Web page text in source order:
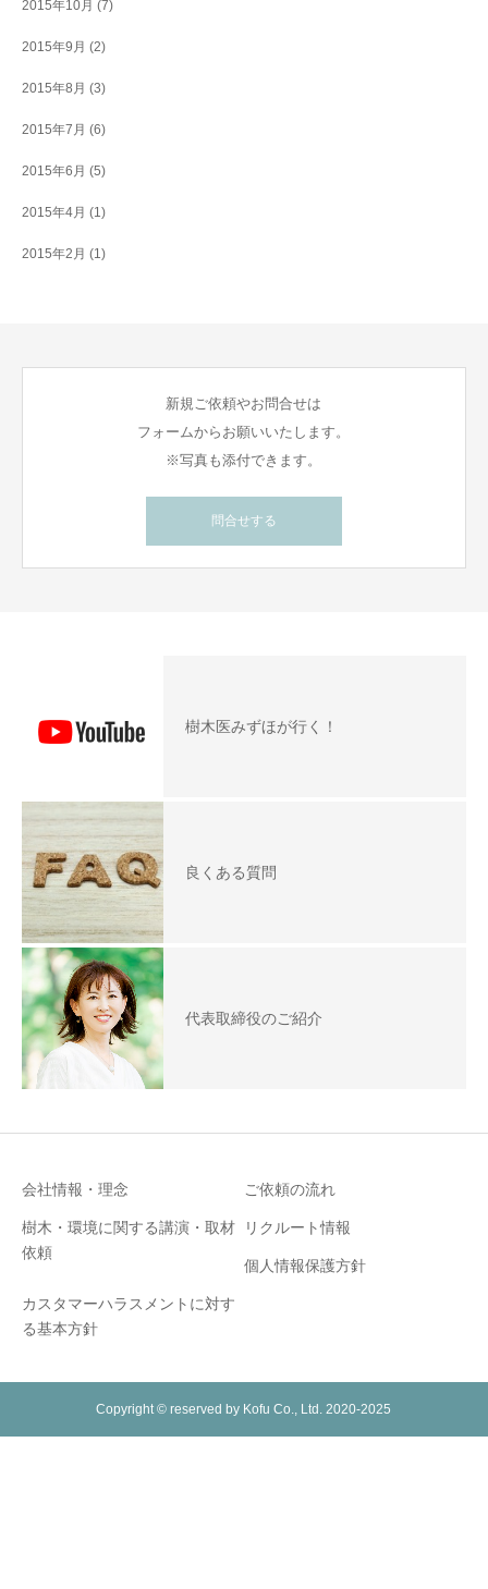
2015年10月 (7)
2015年9月 (2)
2015年8月 (3)
2015年7月 (6)
2015年6月 (5)
2015年4月 (1)
2015年2月 (1)
新規ご依頼やお問合せは
フォームからお願いいたします。
※写真も添付できます。
問合せする
樹木医みずほが行く！
良くある質問
代表取締役のご紹介
会社情報・理念 ご依頼の流れ
樹木・環境に関する講演・取材
依頼
リクルート情報
個人情報保護方針
カスタマーハラスメントに対す
る基本方針
Copyright © reserved by Kofu Co., Ltd. 2020-2025